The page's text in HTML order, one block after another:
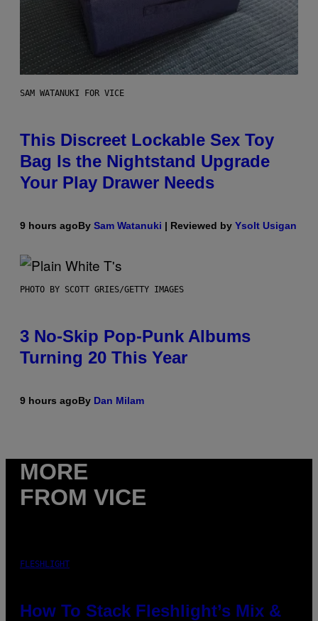
SAM WATANUKI FOR VICE
This Discreet Lockable Sex Toy
Bag Is the Nightstand Upgrade
Your Play Drawer Needs
9 hours agoBy Sam Watanuki | Reviewed by Ysolt Usigan
PHOTO BY SCOTT GRIES/GETTY IMAGES
3 No-Skip Pop-Punk Albums
Turning 20 This Year
9 hours agoBy Dan Milam
MORE
FROM VICE
FLESHLIGHT
How To Stack Fleshlight’s Mix &